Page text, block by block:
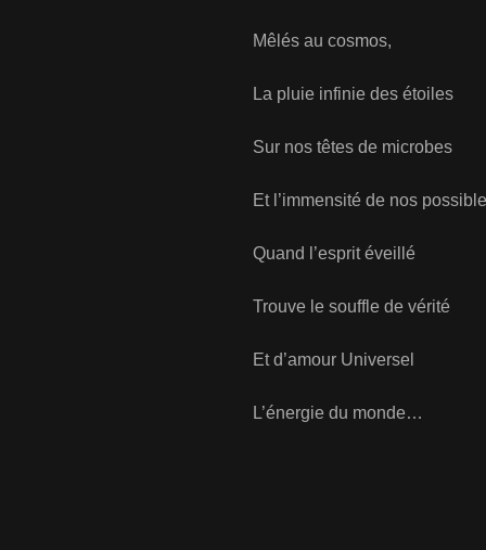
Mêlés au cosmos,
La pluie infinie des étoiles
Sur nos têtes de microbes
Et l’immensité de nos
Quand l’esprit éveillé
Trouve le souffle de vérité
Et d’amour Universel
L’énergie du monde…